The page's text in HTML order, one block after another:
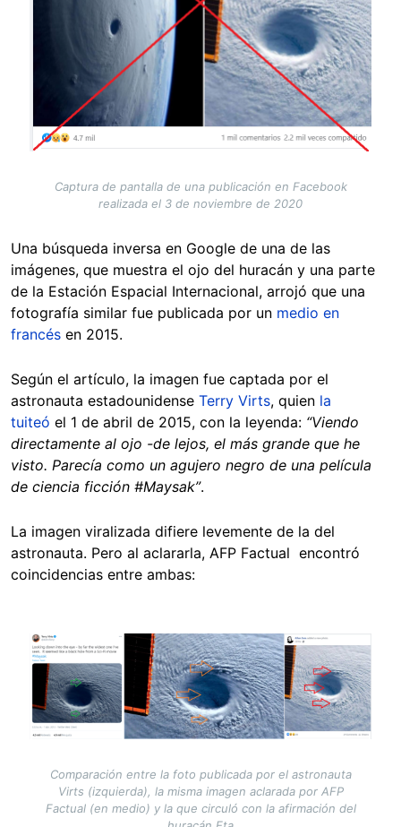
Captura de pantalla de una publicación en Facebook
realizada el 3 de noviembre de 2020
Una búsqueda inversa en Google de una de las
imágenes, que muestra el ojo del huracán y una parte
de la Estación Espacial Internacional, arrojó que una
fotografía similar fue publicada por un medio en
francés en 2015.
Según el artículo, la imagen fue captada por el
astronauta estadounidense Terry Virts, quien la
tuiteó el 1 de abril de 2015, con la leyenda: “Viendo
directamente al ojo -de lejos, el más grande que he
visto. Parecía como un agujero negro de una película
de ciencia ficción #Maysak”.
La imagen viralizada difiere levemente de la del
astronauta. Pero al aclararla, AFP Factual encontró
coincidencias entre ambas:
Image
Comparación entre la foto publicada por el astronauta
Virts (izquierda), la misma imagen aclarada por AFP
Factual (en medio) y la que circuló con la afirmación del